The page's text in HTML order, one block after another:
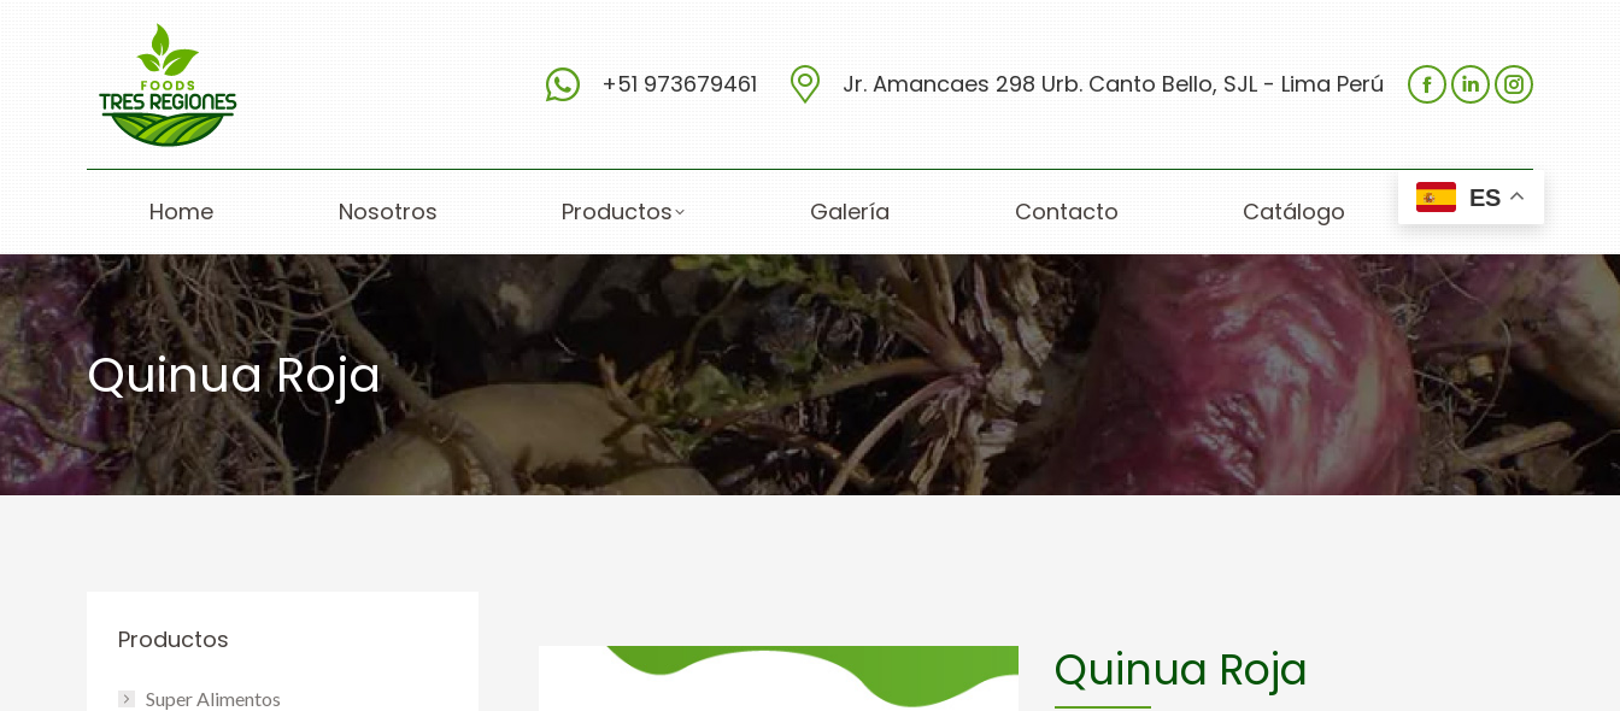
+51 973679461 Jr. Amancaes 298 Urb. Canto Bello, SJL - Lima Perú
Home Nosotros Productos Galería Contacto Catálogo ES
Quinua Roja
Quinua Roja
Productos
Super Alimentos